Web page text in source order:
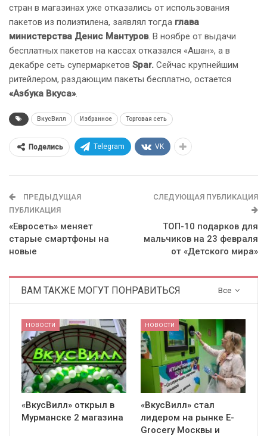
стран в магазинах уже отказались от использования
пакетов из полиэтилена, заявлял тогда глава
министерства Денис Мантуров. В ноябре от выдачи
бесплатных пакетов на кассах отказался «Ашан», а в
декабре сеть супермаркетов Spar. Сейчас крупнейшим
ритейлером, раздающим пакеты бесплатно, остается
«Азбука Вкуса».
ВкусВилл Избранное Торговая сеть
Поделись Telegram VK
ПРЕДЫДУЩАЯ
ПУБЛИКАЦИЯ
«Евросеть» меняет
старые смартфоны на
новые
СЛЕДУЮЩАЯ ПУБЛИКАЦИЯ
ТОП-10 подарков для
мальчиков на 23 февраля
от «Детского мира»
Все
ВАМ ТАКЖЕ МОГУТ ПОНРАВИТЬСЯ
НОВОСТИ
«ВкусВилл» открыл в
Мурманске 2 магазина
НОВОСТИ
«ВкусВилл» стал
лидером на рынке E-
Grocery Москвы и